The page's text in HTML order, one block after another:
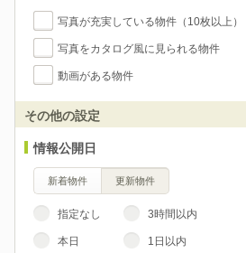
写真が充実している物件（10枚以上）
写真をカタログ風に見られる物件
動画がある物件
その他の設定
情報公開日
新着物件 更新物件
指定なし 3時間以内
本日 1日以内